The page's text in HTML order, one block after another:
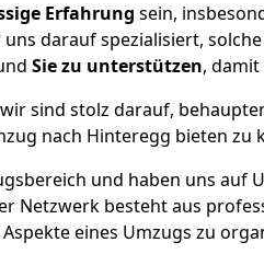
Erfahrung sein,
darauf spezialisiert,
Sie zu unterstützen,
sind stolz darauf,
nach Hinteregg bieten zu
und haben uns auf
Netzwerk besteht aus
eines Umzugs zu